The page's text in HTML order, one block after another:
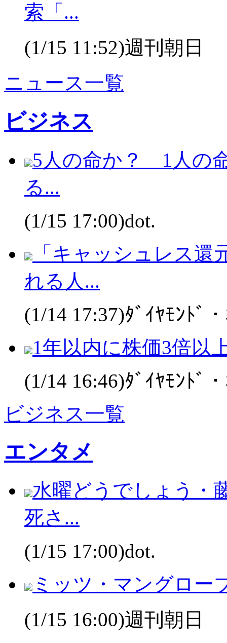
索「...
(1/15 11:52)週刊朝日
ニュース一覧
ビジネス
5人の命か？ 1人の
る...
(1/15 17:00)dot.
「キャッシュレス
れる人...
(1/14 17:37)ﾀﾞｲﾔﾓﾝﾄﾞ
1年以内に株価3倍以
(1/14 16:46)ﾀﾞｲﾔﾓﾝﾄﾞ
ビジネス一覧
エンタメ
水曜どうでしょう・
死さ...
(1/15 17:00)dot.
ミッツ・マングロー
(1/15 16:00)週刊朝日